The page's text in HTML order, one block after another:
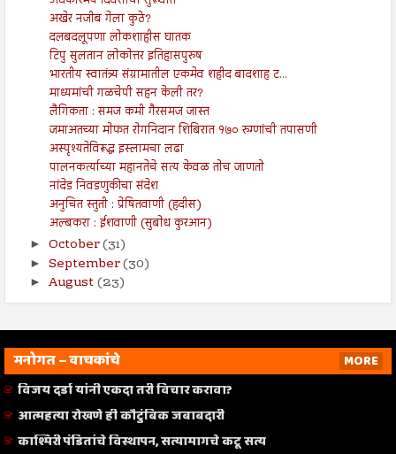
अखेर नजीब गेला कुठे?
दलबदलूपणा लोकशाहीस घातक
टिपु सुलतान लोकोत्तर इतिहासपुरुष
भारतीय स्वातंत्र्य संग्रामातील एकमेव शहीद बादशाह ट...
माध्यमांची गळचेपी सहन केली तर?
लैंगिकता : समज कमी गैरसमज जास्त
जमाअतच्या मोफत रोगनिदान शिबिरात १७० रुग्णांची तपासणी
अस्पृश्यतेविरूद्ध इस्लामचा लढा
पालनकर्त्याच्या महानतेचे सत्य केवळ तोच जाणतो
नांदेड निवडणुकीचा संदेश
अनुचित स्तुती : प्रेषितवाणी (हदीस)
अल्बकरा : ईशवाणी (सुबोध कुरआन)
► October(31)
► September(30)
► August(23)
मनोगत – वाचकांचे
MORE
विजय दर्डा यांनी एकदा तरी विचार करावा?
आत्महत्या रोखणे ही कौटुंबिक जबाबदारी
काश्मिरी पंडितांचे विस्थापन, सत्यामागचे कटू सत्य